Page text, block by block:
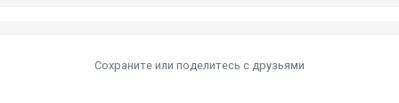
Сохраните или поделитесь c друзьями